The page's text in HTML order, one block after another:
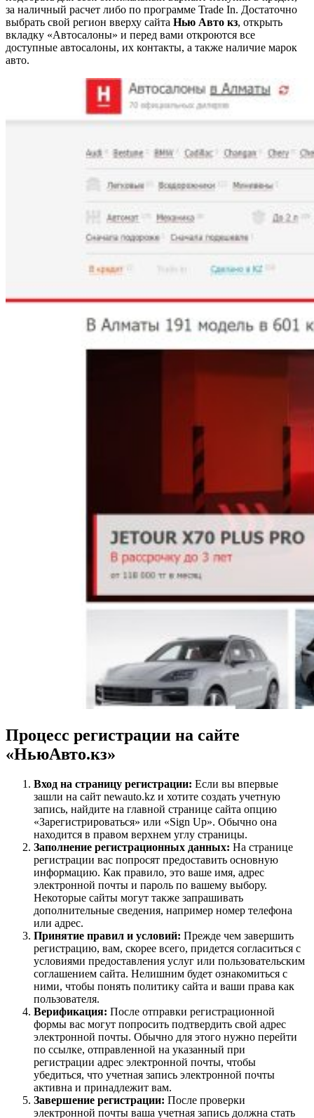
за наличный расчет либо по программе Trade In. Достаточно
выбрать свой регион вверху сайта Нью Авто кз, открыть
вкладку «Автосалоны» и перед вами откроются все
доступные автосалоны, их контакты, а также наличие марок
авто.
Процесс регистрации на сайте
«НьюАвто.кз»
Вход на страницу регистрации: Если вы впервые
зашли на сайт newauto.kz и хотите создать учетную
запись, найдите на главной странице сайта опцию
«Зарегистрироваться» или «Sign Up». Обычно она
находится в правом верхнем углу страницы.
Заполнение регистрационных данных: На странице
регистрации вас попросят предоставить основную
информацию. Как правило, это ваше имя, адрес
электронной почты и пароль по вашему выбору.
Некоторые сайты могут также запрашивать
дополнительные сведения, например номер телефона
или адрес.
Принятие правил и условий: Прежде чем завершить
регистрацию, вам, скорее всего, придется согласиться с
условиями предоставления услуг или пользовательским
соглашением сайта. Нелишним будет ознакомиться с
ними, чтобы понять политику сайта и ваши права как
пользователя.
Верификация: После отправки регистрационной
формы вас могут попросить подтвердить свой адрес
электронной почты. Обычно для этого нужно перейти
по ссылке, отправленной на указанный при
регистрации адрес электронной почты, чтобы
убедиться, что учетная запись электронной почты
активна и принадлежит вам.
Завершение регистрации: После проверки
электронной почты ваша учетная запись должна стать